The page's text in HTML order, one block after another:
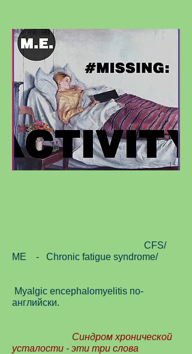
CFS/
ME - Chronic fatigue syndrome/
Myalgic encephalomyelitis по-
английски.
Синдром хронической
усталости - эти три слова